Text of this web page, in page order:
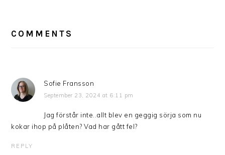
INTERACTIONS
COMMENTS
Sofie Fransson
September 23, 2024 at 6:11 pm
Jag förstår inte..allt blev en geggig sörja som nu
kokar ihop på plåten? Vad har gått fel?
REPLY